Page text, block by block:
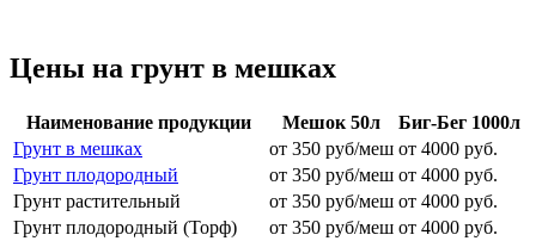
Цены на грунт в мешках
Наименование продукции Мешок 50л
Биг-Бег 1000л
Грунт в мешках
от 350 руб/меш от 4000 руб.
Грунт плодородный
от 350 руб/меш от 4000 руб.
Грунт растительный
от 350 руб/меш от 4000 руб.
Грунт плодородный (Торф)
от 350 руб/меш от 4000 руб.